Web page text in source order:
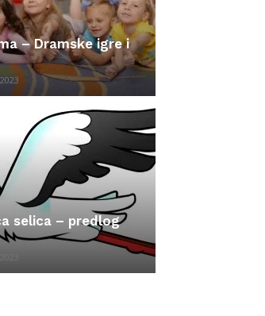
– Dramske igre i
selica – predlog